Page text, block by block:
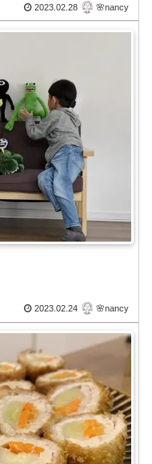
2023.02.28 🌸nancy
2023.02.24 🌸nancy